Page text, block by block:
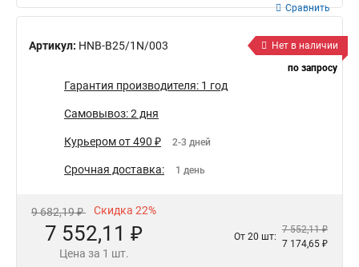
Артикул: HNB-B25/1N/003
Сравнить
Нет в наличии
по запросу
Гарантия производителя: 1 год
Самовывоз: 2 дня
Курьером от 490 ₽ 2-3 дней
Срочная доставка: 1 день
9 682,19 ₽ Скидка 22%
7 552,11 ₽
Цена за 1 шт.
От 20 шт:
7 552,11 ₽
7 174,65 ₽